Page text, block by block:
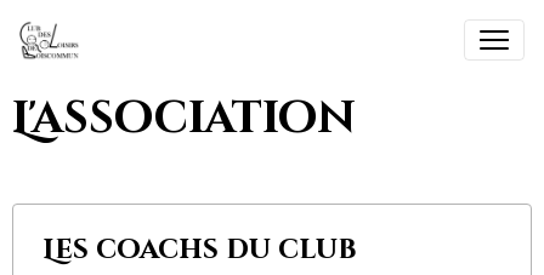
L'association
Les coachs du club